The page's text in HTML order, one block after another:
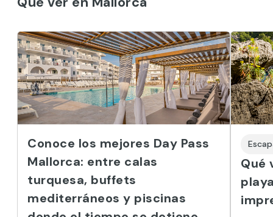
Conoce los mejores Day Pass
Mallorca: entre calas
turquesa, buffets
mediterráneos y piscinas
Qué